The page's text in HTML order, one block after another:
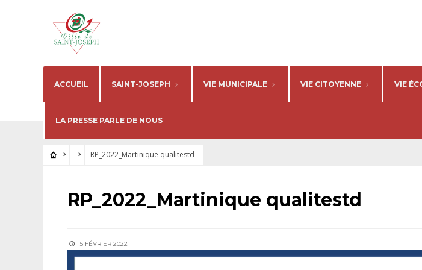
ACCUEIL SAINT-JOSEPH VIE MUNICIPALE VIE CITOYENNE VIE
LA PRESSE PARLE DE NOUS
RP_2022_Martinique qualitestd
RP_2022_Martinique qualitestd
15 FÉVRIER 2022
Lecteur